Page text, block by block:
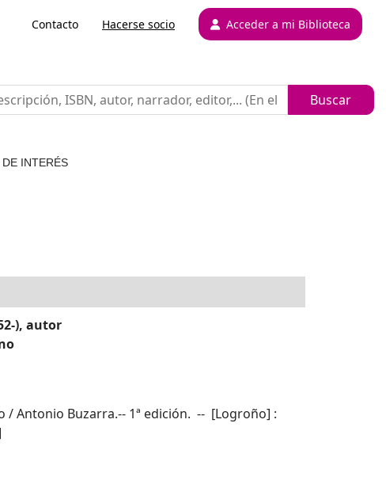
Contacto Hacerse socio Acceder a mi Biblioteca
INTERÉS
), autor
/ Antonio Buzarra.-- 1ª edición. -- [Logroño] :